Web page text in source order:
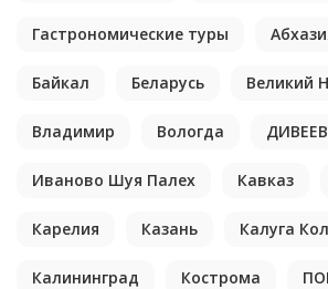
Гастрономические туры
Байкал Беларусь Великий
Владимир Вологда
Иваново Шуя Палех Кавказ
Карелия Казань Калуга
Калининград Кострома